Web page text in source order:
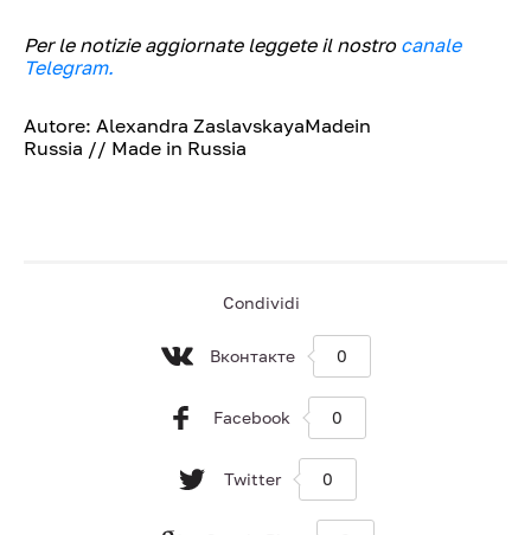
Per le notizie aggiornate leggete il nostro canale
Telegram.
Autore: Alexandra ZaslavskayaMadein
Russia // Made in Russia
Condividi
Вконтакте 0
Facebook 0
Twitter 0